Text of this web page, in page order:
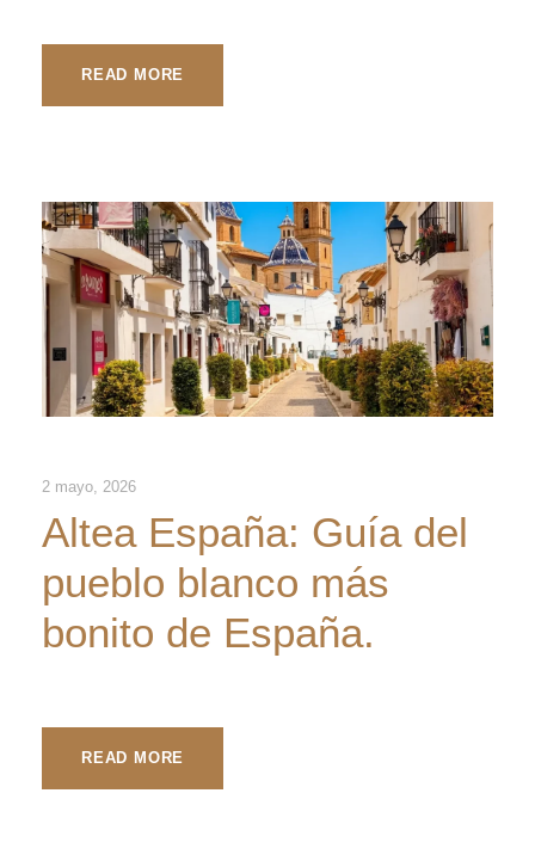
READ MORE
2 mayo, 2026
Altea España: Guía del
pueblo blanco más
bonito de España.
READ MORE